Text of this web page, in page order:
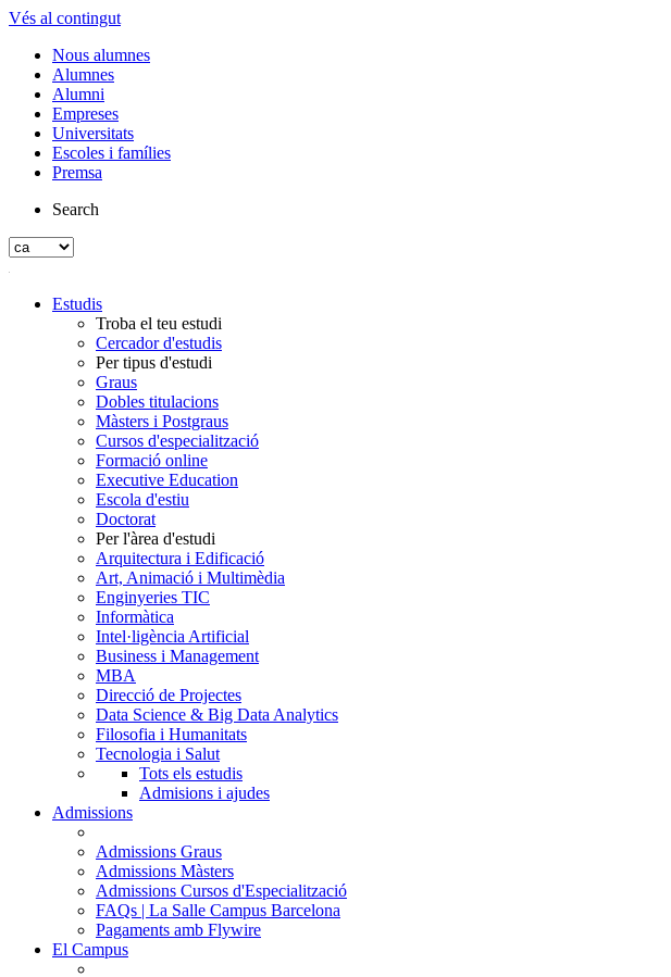
Vés al contingut
Nous alumnes
Alumnes
Alumni
Empreses
Universitats
Escoles i famílies
Premsa
Search
Estudis
Troba el teu estudi
Cercador d'estudis
Per tipus d'estudi
Graus
Dobles titulacions
Màsters i Postgraus
Cursos d'especialització
Formació online
Executive Education
Escola d'estiu
Doctorat
Per l'àrea d'estudi
Arquitectura i Edificació
Art, Animació i Multimèdia
Enginyeries TIC
Informàtica
Intel·ligència Artificial
Business i Management
MBA
Direcció de Projectes
Data Science & Big Data Analytics
Filosofia i Humanitats
Tecnologia i Salut
Tots els estudis
Admisions i ajudes
Admissions
Admissions Graus
Admissions Màsters
Admissions Cursos d'Especialització
FAQs | La Salle Campus Barcelona
Pagaments amb Flywire
El Campus